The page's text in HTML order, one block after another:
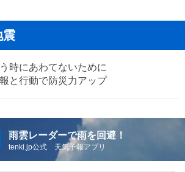
震
時にあわてないために
と行動で防災力アップ
雨雲レーダーで雨を回避！
tenki.jp公式 天気予報アプリ